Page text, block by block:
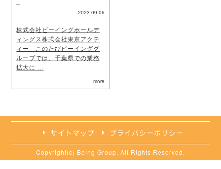
2023.09.06
株式会社ビーイングホールデ
ィングス株式会社東京アクテ
ィー このたびビーインググ
ループでは、千葉県での業務
拡大に ...
more
サイトマップ プライバシーポリシー
Copyright(c) Being Group. All Rights Reserved.